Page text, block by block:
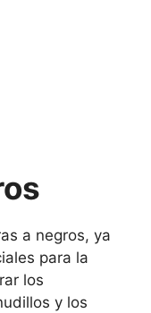
a negros, ya
para la
los
y los